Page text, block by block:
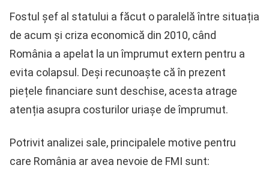
Fostul șef al statului a făcut o paralelă între situația
de acum și criza economică din 2010, când
România a apelat la un împrumut extern pentru a
evita colapsul. Deși recunoaște că în prezent
piețele financiare sunt deschise, acesta atrage
atenția asupra costurilor uriașe de împrumut.
Potrivit analizei sale, principalele motive pentru
care România ar avea nevoie de FMI sunt: